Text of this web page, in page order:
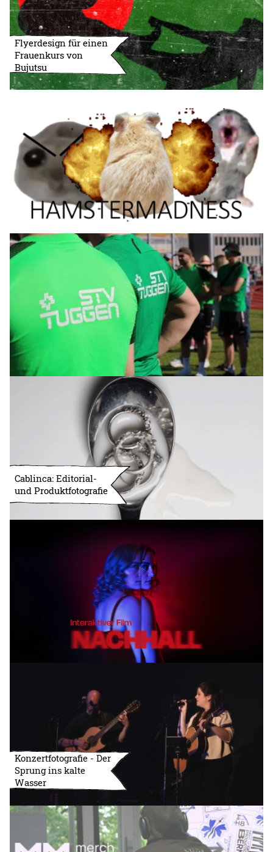
Flyerdesign für einen
Frauenkurs von
Bujutsu
Cablinca: Editorial-
und Produktfotografie
Konzertfotografie - Der
Sprung ins kalte
Wasser